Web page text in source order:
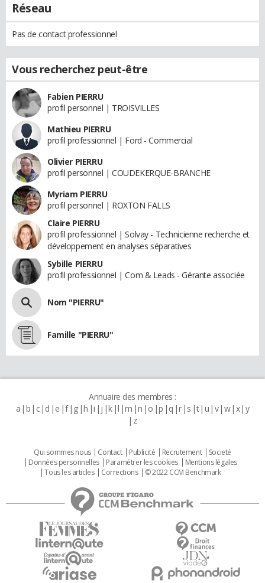
Réseau
Pas de contact professionnel
Vous recherchez peut-être
Fabien PIERRU
profil personnel | TROISVILLES
Mathieu PIERRU
profil professionnel | Ford - Commercial
Olivier PIERRU
profil personnel | COUDEKERQUE-BRANCHE
Myriam PIERRU
profil personnel | ROXTON FALLS
Claire PIERRU
profil professionnel | Solvay - Technicienne recherche et
développement en analyses séparatives
Sybille PIERRU
profil professionnel | Com & Leads - Gérante associée
Nom "PIERRU"
Famille "PIERRU"
Annuaire des membres :
a b c d e f g h i j k l m n o p q r s t u v w x y
z
Qui sommes nous Contact Publicité Recrutement
Societé
Données personnelles
Paramétrer les cookies
Mentions légales
Tous les articles
Corrections © 2022 CCM Benchmark